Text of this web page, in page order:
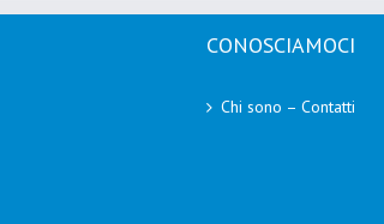
CONOSCIAMOCI
Chi sono – Contatti